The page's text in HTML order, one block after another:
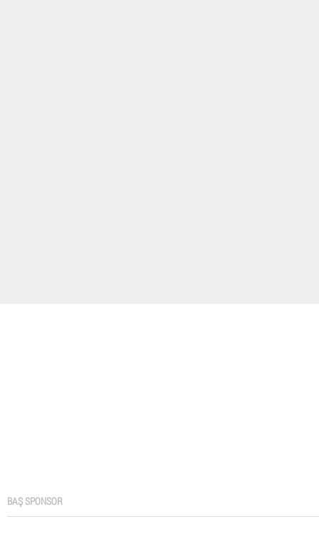
BAŞ SPONSOR